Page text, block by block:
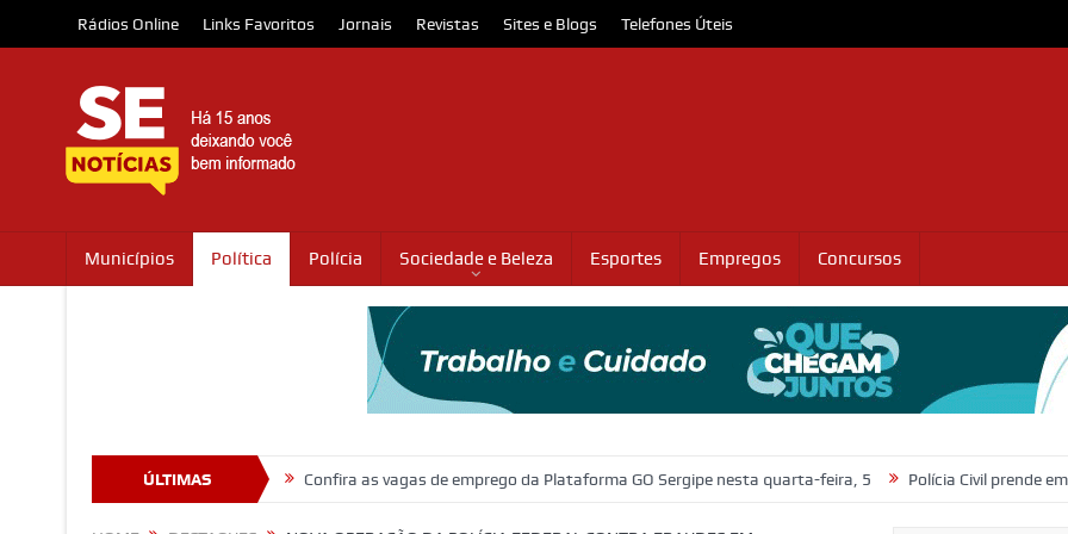
Rádios Online Links Favoritos Jornais Revistas Sites e Blogs Telefones Úteis
Municípios Política Polícia Sociedade e Beleza Esportes Empregos Concursos
ÚLTIMAS
trânsito em Itabaiana Confira as vagas de emprego da Plataforma GO Sergipe nesta quarta-feira, 5 Polícia Civil prende em flagrante